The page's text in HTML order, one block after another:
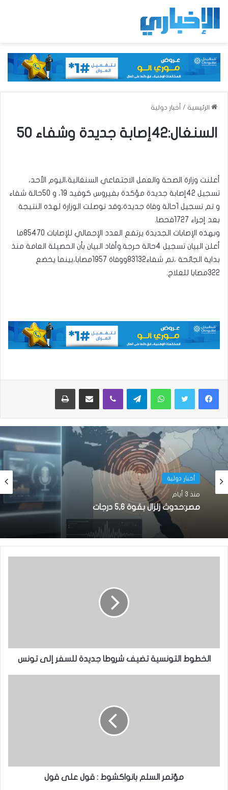
الرئيسية / أخبار دولية
السنغال:42إصابة جديدة وشفاء 50
أعلنت وزارة الصحة والعمل الاجتماعي السنغالية،اليوم الأحد،
تسجيل 42إصابة جديدة مؤكدة بفيروس كوفيد 19، و 50حالة شفاء
و تم تسجيل 1حالة وفاة جديدة،وقد توصلت الوزارة لهذه النتيجة
بعد إجراء 1727فحصا.
وبهذه الإصابات الجديدة يرتفع العدد الإجمالي للإصابات 85470ما
أعلن البيان تسجيل 4حالة حرجة.وأفاد البيان بأن الحصيلة العامة منذ
بداية الجائحة ،تم شفاء83132ووفاة 1957مصابا،بينما يخضع
322مصابا للعلاج.
واتساب تيلقرام ڤايبر مشاركة عبر البريد طباعة
أخبار دولية
منذ 3 أيام
مصر:حدوث زلزال بقوة 5,6 درجات
الخطوط التونسية تضيف شروطا جديدة للسفر إلى تونس
مؤتمر السلم بانواكشوط : قول على قول